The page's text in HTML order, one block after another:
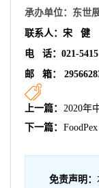
承办单位： 东世
联系人：宋 健
电
话： 021-
邮 箱：
上一篇： 2020年
下一篇：
免责声明：